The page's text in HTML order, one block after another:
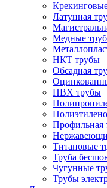
Латунная
Медные
НКТ трубы
Обсадная
ПВХ трубы
Профильная
Титановые
Труба
Чугунные
Трубы